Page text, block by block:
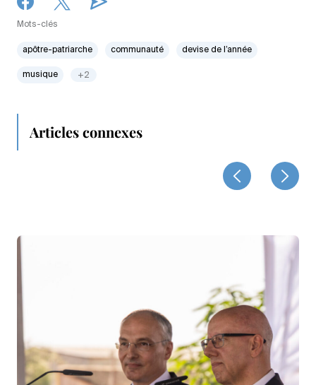
Mots-clés
apôtre-patriarche communauté devise de l’année
musique +2
Articles connexes